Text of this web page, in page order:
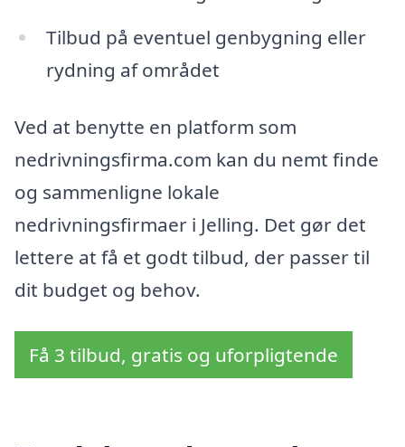
Tilbud på eventuel genbygning eller
rydning af området
Ved at benytte en platform som
nedrivningsfirma.com kan du nemt finde
og sammenligne lokale
nedrivningsfirmaer i Jelling. Det gør det
lettere at få et godt tilbud, der passer til
dit budget og behov.
Få 3 tilbud, gratis og uforpligtende